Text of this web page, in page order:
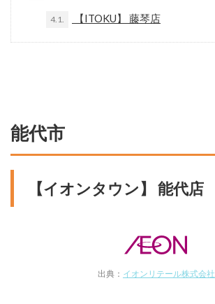
4.1. 【ITOKU】 藤琴店
能代市
【イオンタウン】 能代店
出典： イオンリテール株式会社